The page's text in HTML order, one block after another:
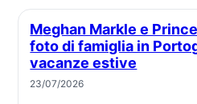
Meghan Markle e Prince Harry in costume :
foto di famiglia in
vacanze estive
23/07/2026